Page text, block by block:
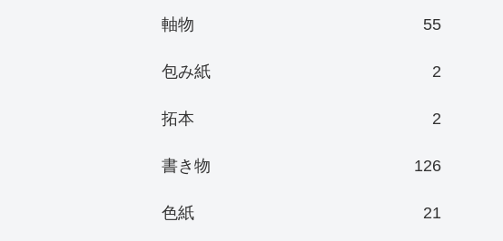
軸物 55
包み紙 2
拓本 2
書き物 126
色紙 21